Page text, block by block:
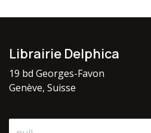
Librairie Delphica
19 bd Georges-Favon
Genève, Suisse